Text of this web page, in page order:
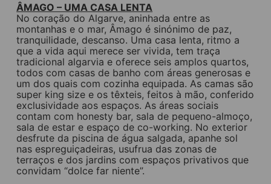
ÂMAGO – UMA CASA LENTA
No coração do Algarve, aninhada entre as
montanhas e o mar, Âmago é sinónimo de paz,
tranquilidade, descanso. Uma casa lenta, ritmo a
que a vida aqui merece ser vivida, tem traça
tradicional algarvia e oferece seis amplos quartos,
todos com casas de banho com áreas generosas e
um dos quais com cozinha equipada. As camas são
super king size e os têxteis, feitos à mão, conferido
exclusividade aos espaços. As áreas sociais
contam com honesty bar, sala de pequeno-almoço,
sala de estar e espaço de co-working. No exterior
desfrute da piscina de água salgada, apanhe sol
nas espreguiçadeiras, usufrua das zonas de
terraços e dos jardins com espaços privativos que
convidam “dolce far niente”.